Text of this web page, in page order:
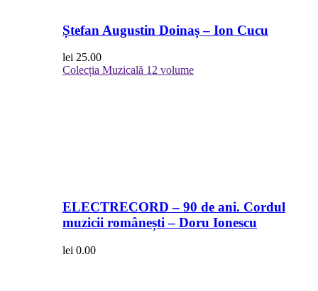
Ștefan Augustin Doinaș – Ion Cucu
lei 25.00
Colecția Muzicală 12 volume
ELECTRECORD – 90 de ani. Cordul
muzicii românești – Doru Ionescu
lei 0.00